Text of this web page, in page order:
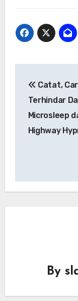
Catat,
Terhindar
Microsleep
Highway
By